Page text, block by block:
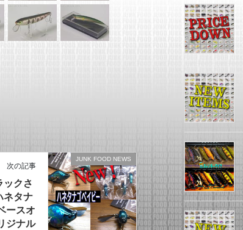
JUNK FOOD NEWS
次の記事
ックさ
ネタナ
ースオ
ジナル